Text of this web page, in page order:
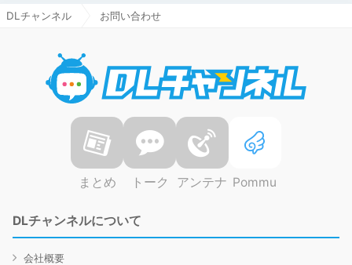
DLチャンネル お問い合わせ
まとめ トーク アンテナ Pommu
DLチャンネルについて
会社概要